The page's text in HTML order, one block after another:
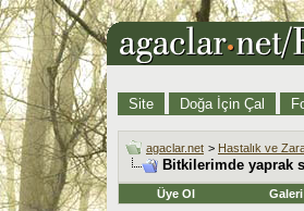
Site Doğa İçin Çal
agaclar.net > Hastalık ve
Bitkilerimde yaprak
Üye Ol Galeri